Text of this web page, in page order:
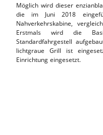
Möglich wird dieser
die im Juni 2018
Nahverkehrskabine,
Erstmals wird die
Standardfahrgestell
lichtgraue Grill ist
Einrichtung eingesetzt.